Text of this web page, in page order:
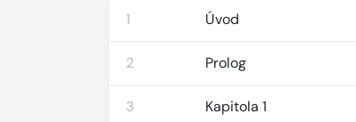
1 Úvod
2 Prolog
3 Kapitola 1